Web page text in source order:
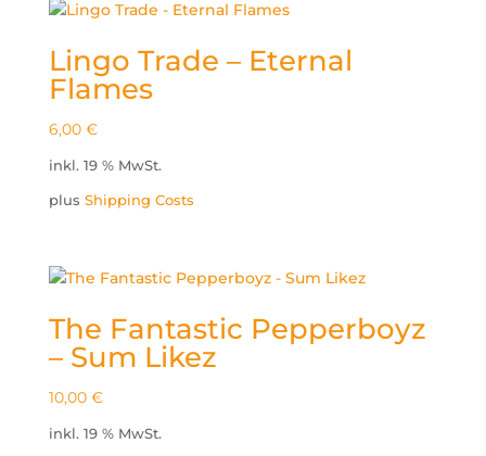
Lingo Trade – Eternal
Flames
6,00 €
inkl. 19 % MwSt.
plus Shipping Costs
The Fantastic Pepperboyz
– Sum Likez
10,00 €
inkl. 19 % MwSt.